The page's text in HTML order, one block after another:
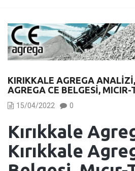
KIRIKKALE AGREGA
AGREGA CE BELGESI,
15/04/2022 0
Kırıkkale
Kırıkkale